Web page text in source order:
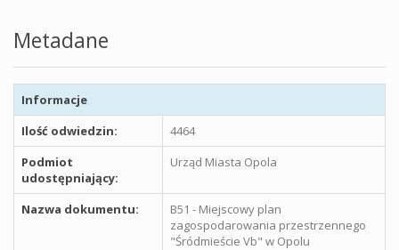
Metadane
Informacje
Ilość odwiedzin:
4464
Podmiot
udostępniający:
Urząd Miasta Opola
Nazwa dokumentu:
B51 - Miejscowy plan
zagospodarowania przestrzennego
"Śródmieście Vb" w Opolu